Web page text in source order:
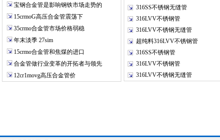
宝钢合金管是影响钢铁市场走势的
15crmoG高压合金管震荡下
35crmo合金管市场价格弱稳
年末淡季 27sim
15crmo合金管和焦煤的进口
合金管做行业变革的开拓者与领先
12cr1movg高压合金管价
316SS不锈钢无缝管
316LVV不锈钢管
316LVV不锈钢无缝管
超纯料316LVV不锈钢管
316SS不锈钢管
316LVV不锈钢管
316LVV不锈钢无缝管